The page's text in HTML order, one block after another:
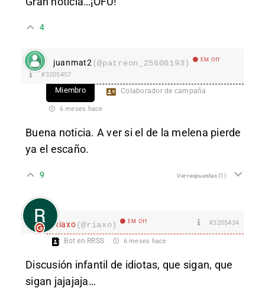
4
juanmat2 (@patreon_25606193) EM Off
#3205457
Miembro Colaborador de campaña
6 meses hace
Buena noticia. A ver si el de la melena pierde
ya el escaño.
9 Ver respuestas(1)
Riaxo(@riaxo) EM Off #3205434
Bot en RRSS 6 meses hace
Discusión infantil de idiotas, que sigan, que
sigan jajajaja…